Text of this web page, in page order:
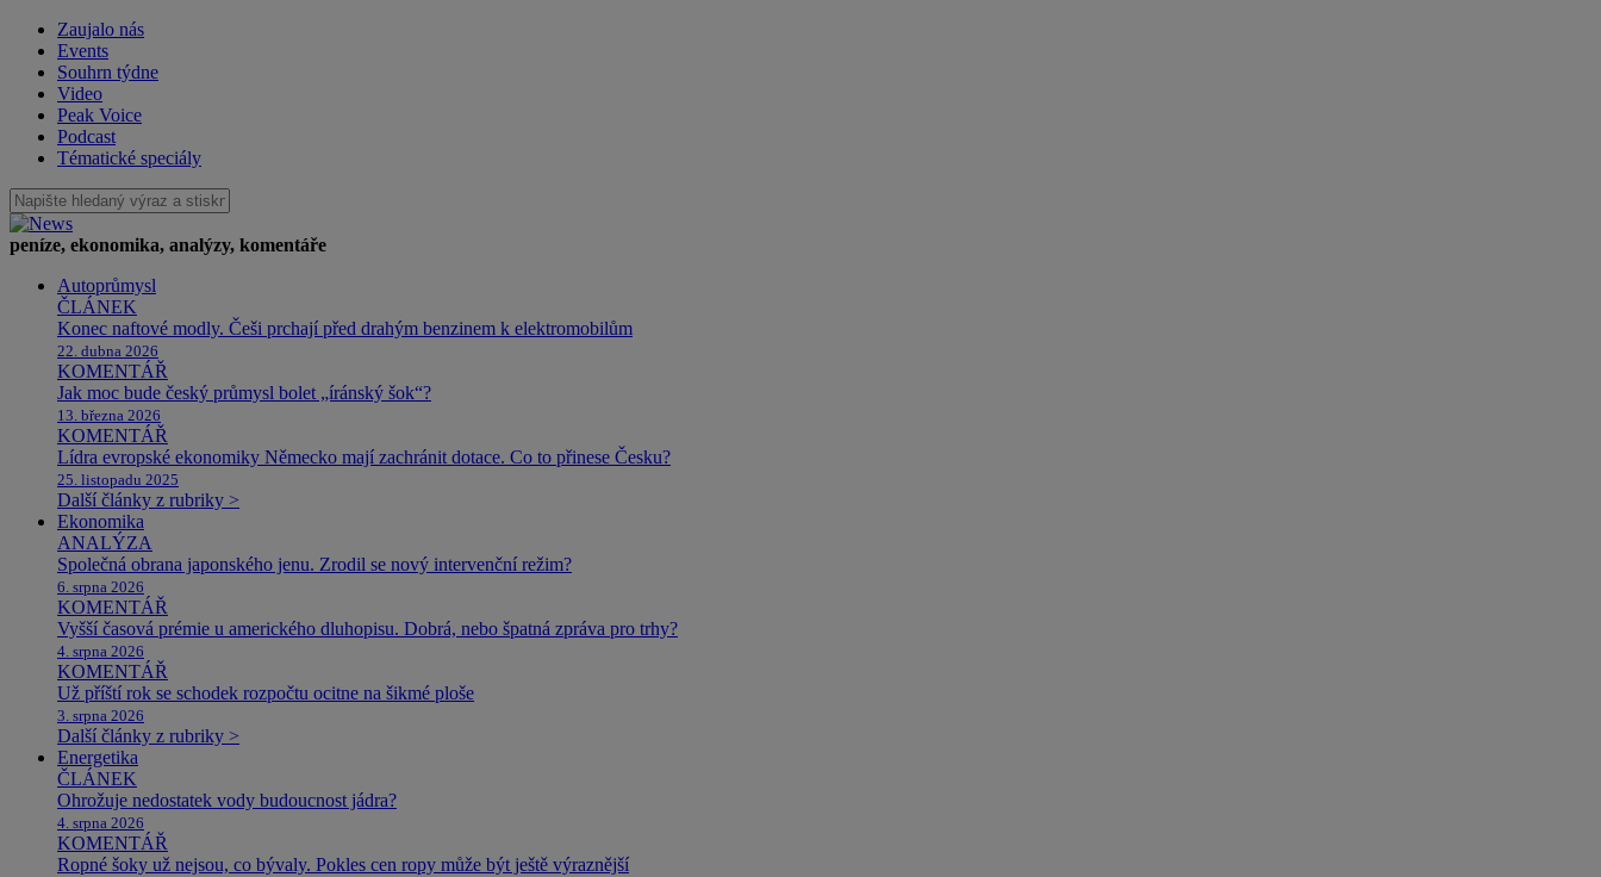
Zaujalo nás
Events
Souhrn týdne
Video
Peak Voice
Podcast
Tématické speciály
peníze, ekonomika, analýzy, komentáře
Autoprůmysl
ČLÁNEK
Konec naftové modly. Češi prchají před drahým benzinem k elektromobilům
22. dubna 2026
KOMENTÁŘ
Jak moc bude český průmysl bolet „íránský šok“?
13. března 2026
KOMENTÁŘ
Lídra evropské ekonomiky Německo mají zachránit dotace. Co to přinese Česku?
25. listopadu 2025
Další články z rubriky >
Ekonomika
ANALÝZA
Společná obrana japonského jenu. Zrodil se nový intervenční režim?
6. srpna 2026
KOMENTÁŘ
Vyšší časová prémie u amerického dluhopisu. Dobrá, nebo špatná zpráva pro trhy?
4. srpna 2026
KOMENTÁŘ
Už příští rok se schodek rozpočtu ocitne na šikmé ploše
3. srpna 2026
Další články z rubriky >
Energetika
ČLÁNEK
Ohrožuje nedostatek vody budoucnost jádra?
4. srpna 2026
KOMENTÁŘ
Ropné šoky už nejsou, co bývaly. Pokles cen ropy může být ještě výraznější